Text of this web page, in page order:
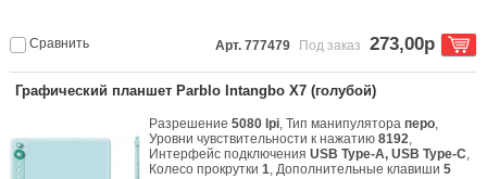
Сравнить Арт. 777479 Под заказ 273,00р
Графический планшет Parblo Intangbo X7 (голубой)
Разрешение5080 lpi, Тип манипулятораперо,
Уровни чувствительности к нажатию8192,
Интерфейс подключенияUSB Type-A, USB Type-C,
Колесо прокрутки1, Дополнительные клавиши5